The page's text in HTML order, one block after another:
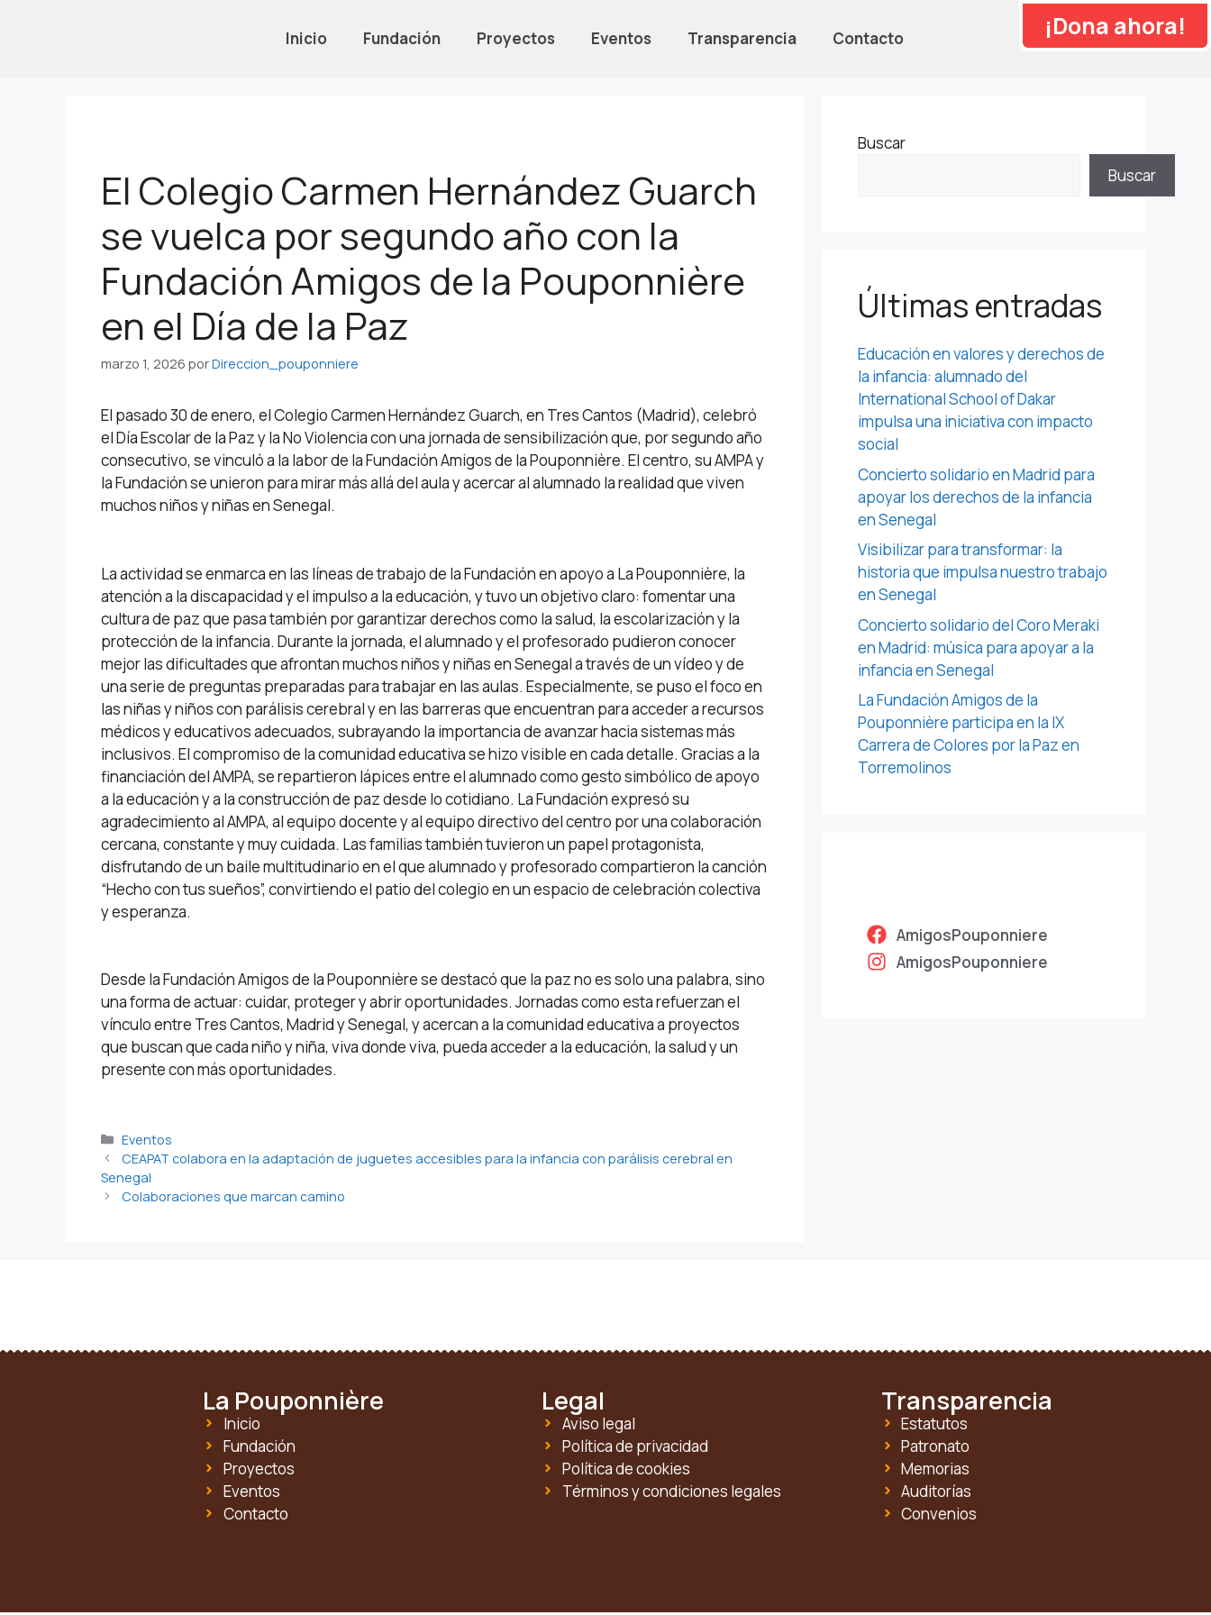
Inicio Fundación Proyectos Eventos Transparencia Contacto ¡Dona ahora!
El Colegio Carmen Hernández Guarch
se vuelca por segundo año con la
Fundación Amigos de la Pouponnière
en el Día de la Paz
marzo 1, 2026 porDireccion_pouponniere
El pasado 30 de enero, el Colegio Carmen Hernández Guarch, en Tres Cantos (Madrid), celebró
el Día Escolar de la Paz y la No Violencia con una jornada de sensibilización que, por segundo año
consecutivo, se vinculó a la labor de la Fundación Amigos de la Pouponnière. El centro, su AMPA y
la Fundación se unieron para mirar más allá del aula y acercar al alumnado la realidad que viven
muchos niños y niñas en Senegal.
La actividad se enmarca en las líneas de trabajo de la Fundación en apoyo a La Pouponnière, la
atención a la discapacidad y el impulso a la educación, y tuvo un objetivo claro: fomentar una
cultura de paz que pasa también por garantizar derechos como la salud, la escolarización y la
protección de la infancia. Durante la jornada, el alumnado y el profesorado pudieron conocer
mejor las dificultades que afrontan muchos niños y niñas en Senegal a través de un vídeo y de
una serie de preguntas preparadas para trabajar en las aulas. Especialmente, se puso el foco en
las niñas y niños con parálisis cerebral y en las barreras que encuentran para acceder a recursos
médicos y educativos adecuados, subrayando la importancia de avanzar hacia sistemas más
inclusivos. El compromiso de la comunidad educativa se hizo visible en cada detalle. Gracias a la
financiación del AMPA, se repartieron lápices entre el alumnado como gesto simbólico de apoyo
a la educación y a la construcción de paz desde lo cotidiano. La Fundación expresó su
agradecimiento al AMPA, al equipo docente y al equipo directivo del centro por una colaboración
cercana, constante y muy cuidada. Las familias también tuvieron un papel protagonista,
disfrutando de un baile multitudinario en el que alumnado y profesorado compartieron la canción
“Hecho con tus sueños”, convirtiendo el patio del colegio en un espacio de celebración colectiva
y esperanza.
Desde la Fundación Amigos de la Pouponnière se destacó que la paz no es solo una palabra, sino
una forma de actuar: cuidar, proteger y abrir oportunidades. Jornadas como esta refuerzan el
vínculo entre Tres Cantos, Madrid y Senegal, y acercan a la comunidad educativa a proyectos
que buscan que cada niño y niña, viva donde viva, pueda acceder a la educación, la salud y un
presente con más oportunidades.
Eventos
CEAPAT colabora en la adaptación de juguetes accesibles para la infancia con parálisis cerebral en
Senegal
Colaboraciones que marcan camino
Buscar
Buscar
Últimas entradas
Educación en valores y derechos de
la infancia: alumnado del
International School of Dakar
impulsa una iniciativa con impacto
social
Concierto solidario en Madrid para
apoyar los derechos de la infancia
en Senegal
Visibilizar para transformar: la
historia que impulsa nuestro trabajo
en Senegal
Concierto solidario del Coro Meraki
en Madrid: música para apoyar a la
infancia en Senegal
La Fundación Amigos de la
Pouponnière participa en la IX
Carrera de Colores por la Paz en
Torremolinos
AmigosPouponniere
AmigosPouponniere
La Pouponnière
Inicio
Fundación
Proyectos
Eventos
Contacto
Legal
Aviso legal
Política de privacidad
Política de cookies
Términos y condiciones legales
Transparencia
Estatutos
Patronato
Memorias
Auditorías
Convenios